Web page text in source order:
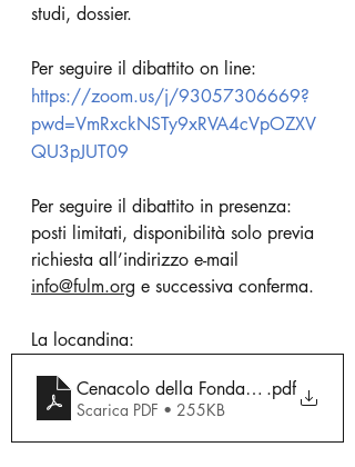
studi, dossier.
Per seguire il dibattito on line:
https://zoom.us/j/93057306669?
pwd=VmRxckNSTy9xRVA4cVpOZXV
QU3pJUT09
Per seguire il dibattito in presenza:
posti limitati, disponibilità solo previa
richiesta all’indirizzo e-mail
info@fulm.org e successiva conferma.
La locandina:
Cenacolo della Fondazione Ugo
.pdf
Scarica PDF • 255KB